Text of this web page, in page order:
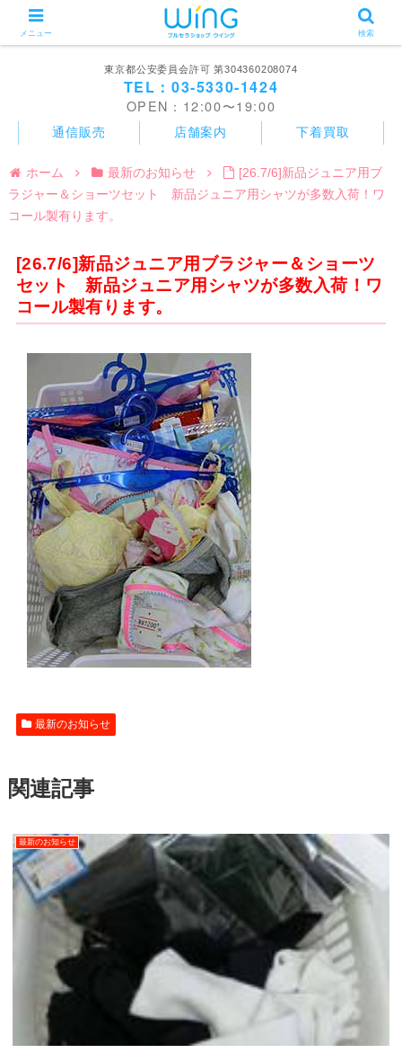
東京都公安委員会許可 第304360208074
TEL：03-5330-1424
OPEN：12:00〜19:00
通信販売 店舗案内 下着買取
ホーム 最新のお知らせ
[26.7/6]新品ジュニア用ブ
ラジャー＆ショーツセット 新品ジュニア用シャツが多数入荷！ワ
コール製有ります。
[26.7/6]新品ジュニア用ブラジャー＆ショーツ
セット 新品ジュニア用シャツが多数入荷！ワ
コール製有ります。
最新のお知らせ
関連記事
最新のお知らせ
メニュー 検索